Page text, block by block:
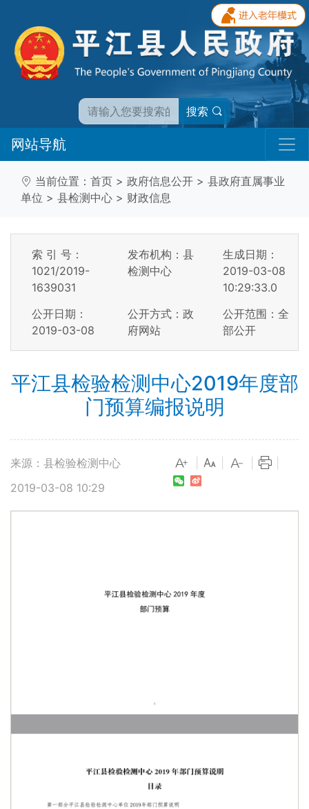
搜索
网站导航
当前位置： 首页 > 政府信息公开 > 县政府直属事业
单位 > 县检测中心 > 财政信息
索 引 号：
1021/2019-
1639031
发布机构：县
检测中心
生成日期：
2019-03-08
10:29:33.0
公开日期：
2019-03-08
公开方式：政
府网站
公开范围：全
部公开
平江县检验检测中心2019年度部
门预算编报说明
来源：县检验检测中心
2019-03-08 10:29